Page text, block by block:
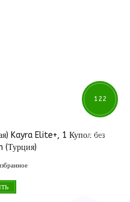
Kayra Elite+, 1 Купол без
(Турция)
122
100грн